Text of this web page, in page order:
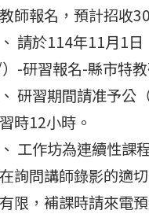
師報名，預計招收
請於114年11月1
-研習報名-縣市特
研習期間請准予公
時12小時。
工作坊為連續性課
詢問講師錄影的適
限，補課時請來電